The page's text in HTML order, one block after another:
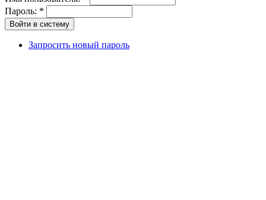
Пароль: *
Запросить новый пароль